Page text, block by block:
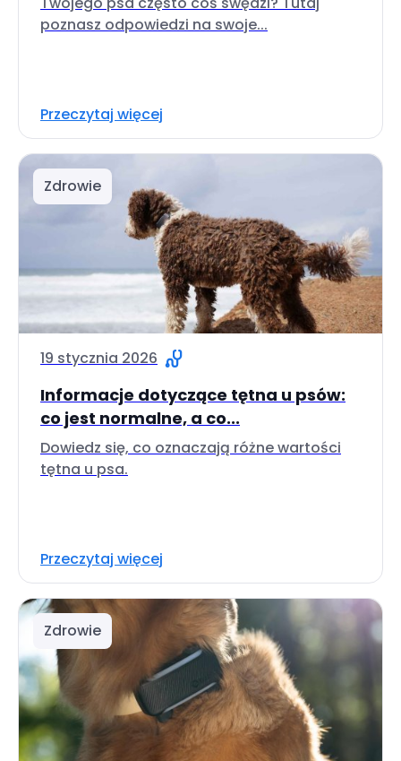
poznasz odpowiedzi na swoje...
Przeczytaj więcej
Zdrowie
19 stycznia 2026
Informacje dotyczące tętna u psów:
co jest normalne, a co...
Dowiedz się, co oznaczają różne wartości
tętna u psa.
Przeczytaj więcej
Zdrowie